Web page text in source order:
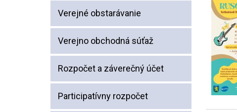
Verejné obstarávanie
Verejno obchodná súťaž
Rozpočet a záverečný účet
Participatívny rozpočet